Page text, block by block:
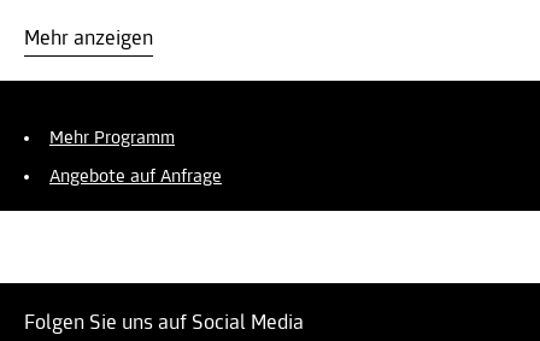
Mehr anzeigen
Mehr Programm
Angebote auf Anfrage
Folgen Sie uns auf Social Media